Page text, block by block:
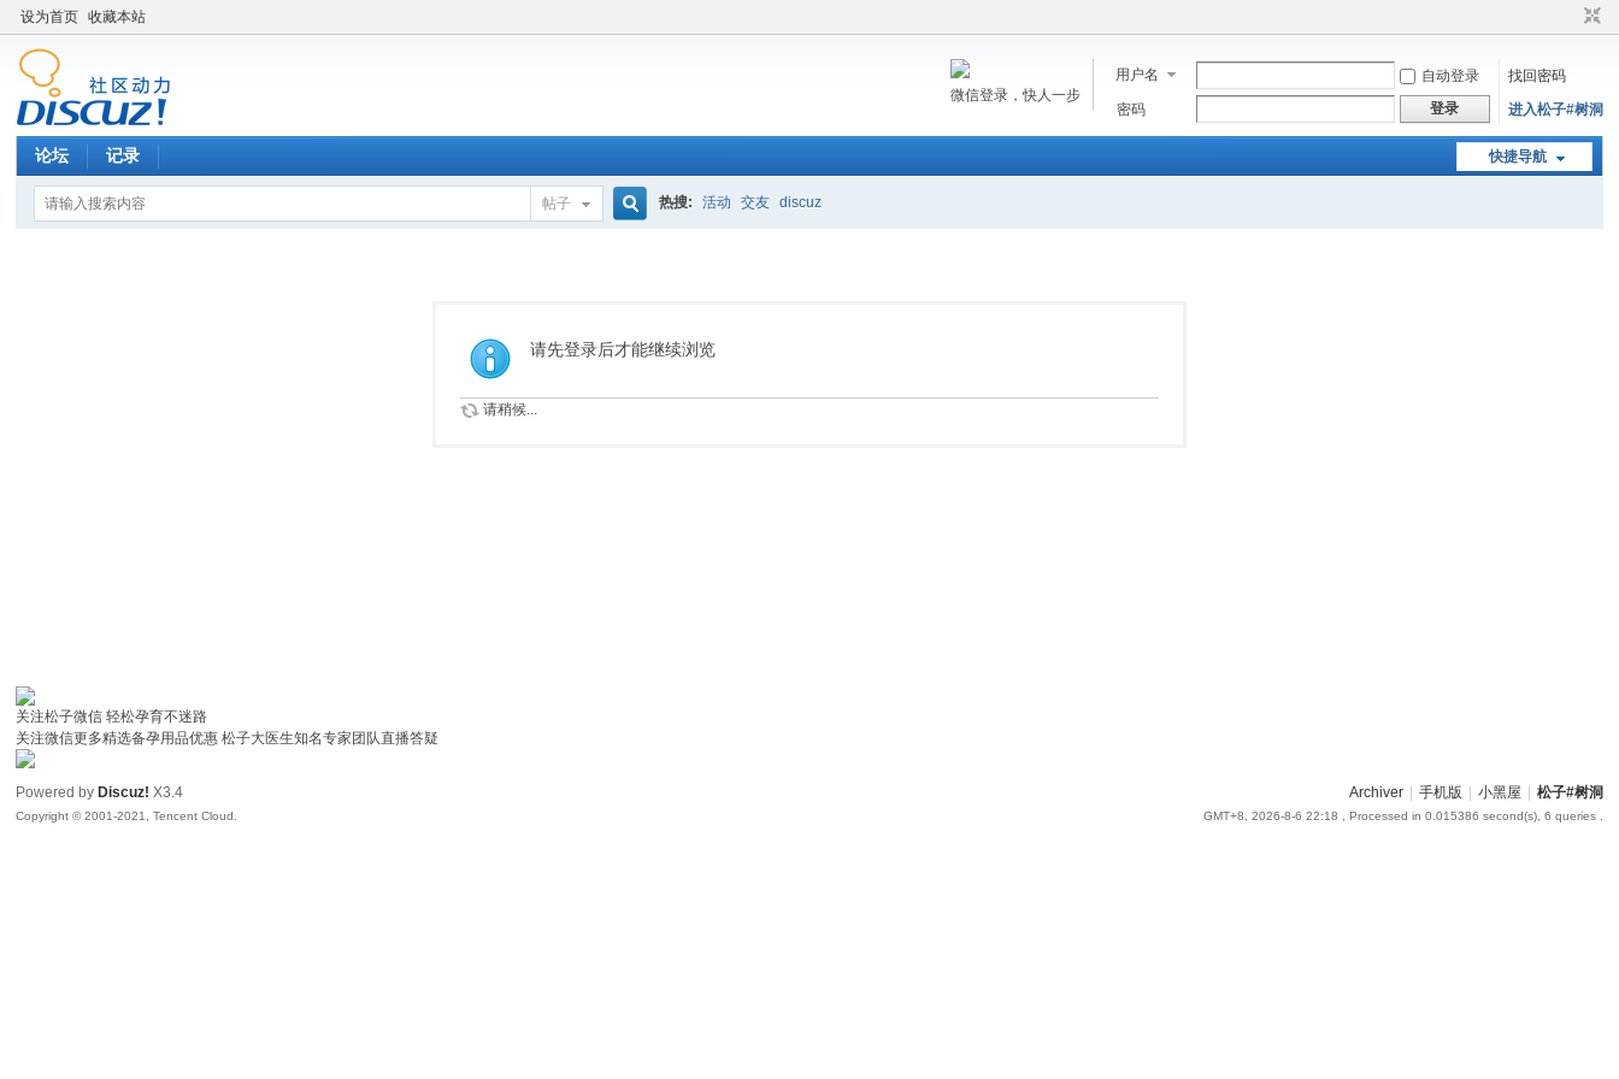
设为首页 收藏本站
用户名 自动登录
找回密码
密码
登录 进入松子#树洞
微信登录，快人一步
快捷导航
论坛 记录
帖子
索
热搜: 活动 交友 discuz
请先登录后才能继续浏览
请稍候...
关注松子微信 轻松孕育不迷路
关注微信更多精选备孕用品优惠 松子大医生知名专家团队直播答疑
Archiver 手机版 小黑屋 松子#树洞
GMT+8, 2026-8-6 22:18 , Processed in 0.015386 second(s), 6 queries .
Powered by Discuz! X3.4
Copyright © 2001-2021, Tencent Cloud.